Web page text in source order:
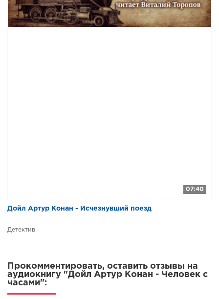
07:40
Дойл Артур Конан - Исчезнувший поезд
Детектив
Прокомментировать, оставить отзывы на
аудиокнигу "Дойл Артур Конан - Человек с
часами":